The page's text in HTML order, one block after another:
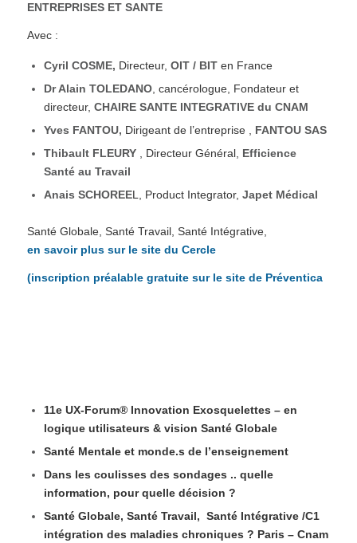
ENTREPRISES ET SANTE
Avec :
Cyril COSME, Directeur, OIT / BITen France
Dr Alain TOLEDANO, cancérologue, Fondateur et
directeur, CHAIRE SANTE INTEGRATIVE du CNAM
Yves FANTOU, Dirigeant de l’entreprise , FANTOU SAS
Thibault FLEURY, Directeur Général, Efficience
Santé au Travail
Anais SCHOREEL, Product Integrator, Japet Médical
Santé Globale, Santé Travail, Santé Intégrative,
en savoir plus sur le site du Cercle
(inscription préalable gratuite sur le site de Préventica
11e UX-Forum® Innovation Exosquelettes – en
logique utilisateurs & vision Santé Globale
Santé Mentale et monde.s de l’enseignement
Dans les coulisses des sondages .. quelle
information, pour quelle décision ?
Santé Globale, Santé Travail, Santé Intégrative /C1
intégration des maladies chroniques ? Paris – Cnam